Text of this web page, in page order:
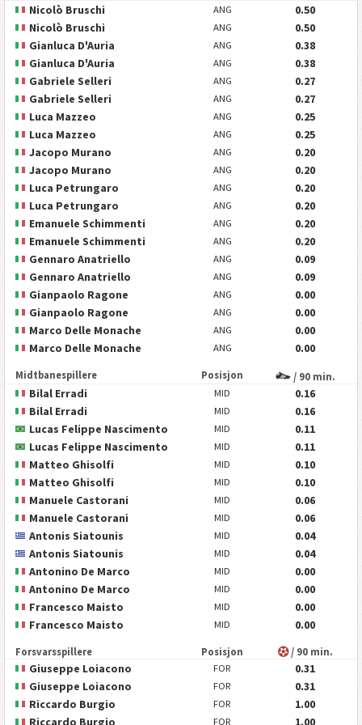
Nicolò Bruschi ANG
0.50
Nicolò Bruschi
ANG
0.50
Gianluca D'Auria
ANG
0.38
Gianluca D'Auria
ANG
0.38
Gabriele Selleri
ANG
0.27
Gabriele Selleri
ANG
0.27
Luca Mazzeo
ANG
0.25
Luca Mazzeo
ANG
0.25
Jacopo Murano
ANG
0.20
Jacopo Murano
ANG
0.20
Luca Petrungaro
ANG
0.20
Luca Petrungaro
ANG
0.20
Emanuele Schimmenti
ANG
0.20
Emanuele Schimmenti
ANG
0.20
Gennaro Anatriello
ANG
0.09
Gennaro Anatriello
ANG
0.09
Gianpaolo Ragone
ANG
0.00
Gianpaolo Ragone
ANG
0.00
Marco Delle Monache
ANG
0.00
Marco Delle Monache
ANG 0.00
Midtbanespillere Posisjon / 90 min.
Bilal Erradi MID
0.16
Bilal Erradi
MID
0.16
Lucas Felippe Nascimento
MID
0.11
Lucas Felippe Nascimento
MID
0.11
Matteo Ghisolfi
MID
0.10
Matteo Ghisolfi
MID
0.10
Manuele Castorani
MID
0.06
Manuele Castorani
MID
0.06
Antonis Siatounis
MID
0.04
Antonis Siatounis
MID
0.04
Antonino De Marco
MID
0.00
Antonino De Marco
MID
0.00
Francesco Maisto
MID
0.00
Francesco Maisto
MID 0.00
Forsvarsspillere Posisjon / 90 min.
Giuseppe Loiacono FOR
0.31
Giuseppe Loiacono
FOR
0.31
Riccardo Burgio
FOR
1.00
Riccardo Burgio
FOR 1.00